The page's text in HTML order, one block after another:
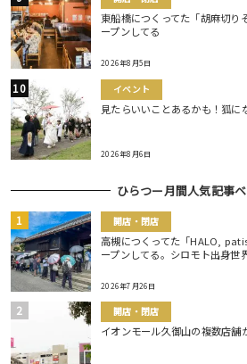
東船橋につくってた「胡麻切り
ープンしてる
2026年8月5日
イベント
見たらいいことあるかも！狐に
2026年8月6日
ひらつー月間人気記事
開店・閉店
高槻につくってた「HALO,
ープンしてる。シロモト出身世
2026年7月26日
開店・閉店
イオンモール久御山の複数店舗